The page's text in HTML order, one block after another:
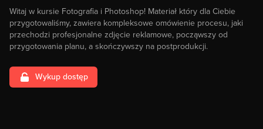
Witaj w kursie Fotografia i Photoshop! Materiał który dla Ciebie
przygotowaliśmy, zawiera kompleksowe omówienie procesu, jaki
przechodzi profesjonalne zdjęcie reklamowe, począwszy od
przygotowania planu, a skończywszy na postprodukcji.
Wykup dostęp